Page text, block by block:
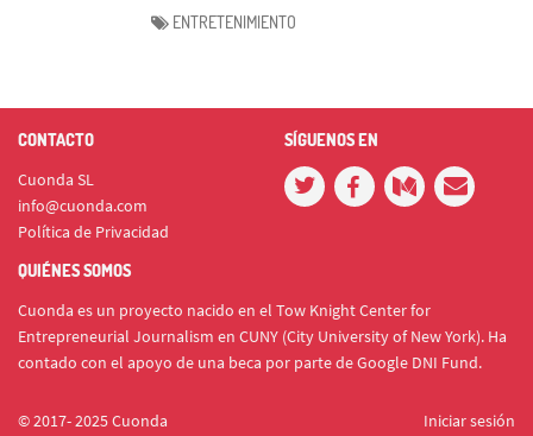
ENTRETENIMIENTO
CONTACTO
Cuonda SL
info@cuonda.com
Política de Privacidad
SÍGUENOS EN
QUIÉNES SOMOS
Cuonda es un proyecto nacido en el Tow Knight Center for
Entrepreneurial Journalism en CUNY (City University of New York). Ha
contado con el apoyo de una beca por parte de Google DNI Fund.
© 2017- 2025 Cuonda Iniciar sesión